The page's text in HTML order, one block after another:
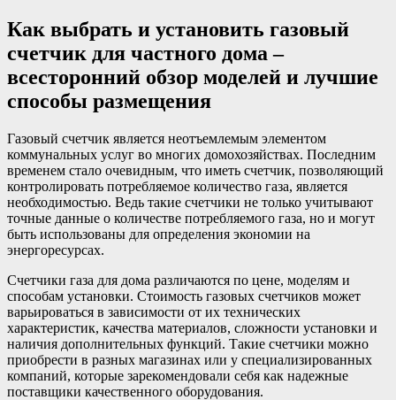
Как выбрать и установить газовый
счетчик для частного дома –
всесторонний обзор моделей и лучшие
способы размещения
Газовый счетчик является неотъемлемым элементом
коммунальных услуг во многих домохозяйствах. Последним
временем стало очевидным, что иметь счетчик, позволяющий
контролировать потребляемое количество газа, является
необходимостью. Ведь такие счетчики не только учитывают
точные данные о количестве потребляемого газа, но и могут
быть использованы для определения экономии на
энергоресурсах.
Счетчики газа для дома различаются по цене, моделям и
способам установки. Стоимость газовых счетчиков может
варьироваться в зависимости от их технических
характеристик, качества материалов, сложности установки и
наличия дополнительных функций. Такие счетчики можно
приобрести в разных магазинах или у специализированных
компаний, которые зарекомендовали себя как надежные
поставщики качественного оборудования.